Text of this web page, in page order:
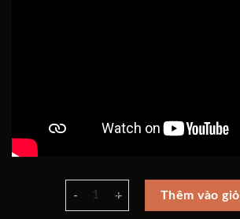
File mẫu Bác Hồ 3D - mẫu Phúc
Thêm vào